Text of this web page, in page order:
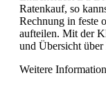
Ratenkauf, so
Rechnung in feste
aufteilen. Mit der
und Übersicht
Weitere